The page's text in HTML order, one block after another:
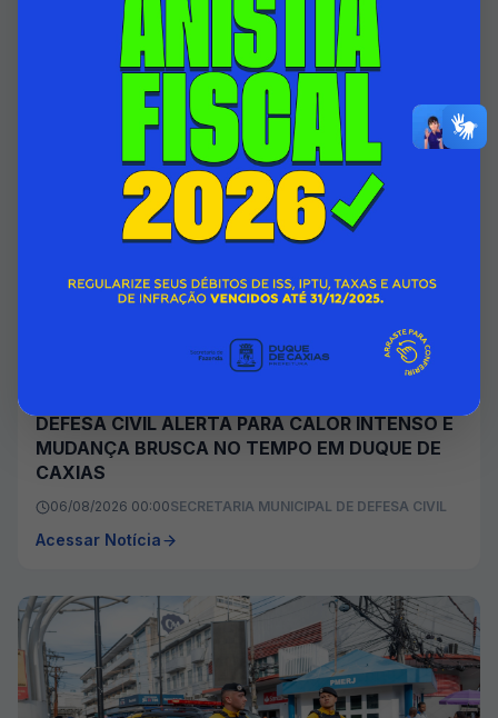
06/08/2026 00:00
SECRETARIA MUNICIPAL DE ASSISTÊNCIA SOCIAL E DIREITOS
Acessar Notícia
DEFESA CIVIL ALERTA PARA CALOR INTENSO E
MUDANÇA BRUSCA NO TEMPO EM DUQUE DE
CAXIAS
06/08/2026 00:00SECRETARIA MUNICIPAL DE DEFESA CIVIL
Acessar Notícia